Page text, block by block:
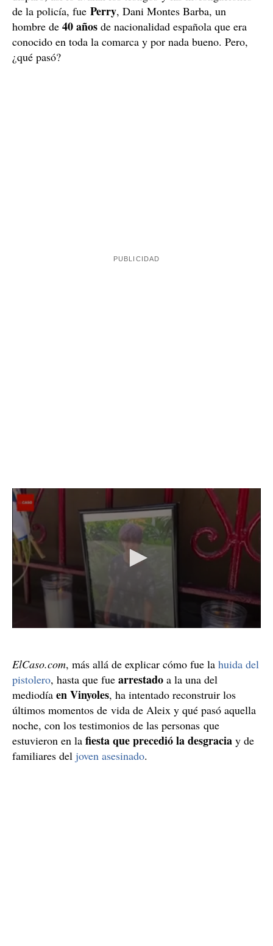
de la policía, fue Perry, Dani Montes Barba, un
hombre de 40 años de nacionalidad española que era
conocido en toda la comarca y por nada bueno. Pero,
¿qué pasó?
ElCaso.com, más allá de explicar cómo fue la huida del
pistolero, hasta que fue arrestado a la una del
mediodía en Vinyoles, ha intentado reconstruir los
últimos momentos de vida de Aleix y qué pasó aquella
noche, con los testimonios de las personas que
estuvieron en la fiesta que precedió la desgracia y de
familiares del joven asesinado.